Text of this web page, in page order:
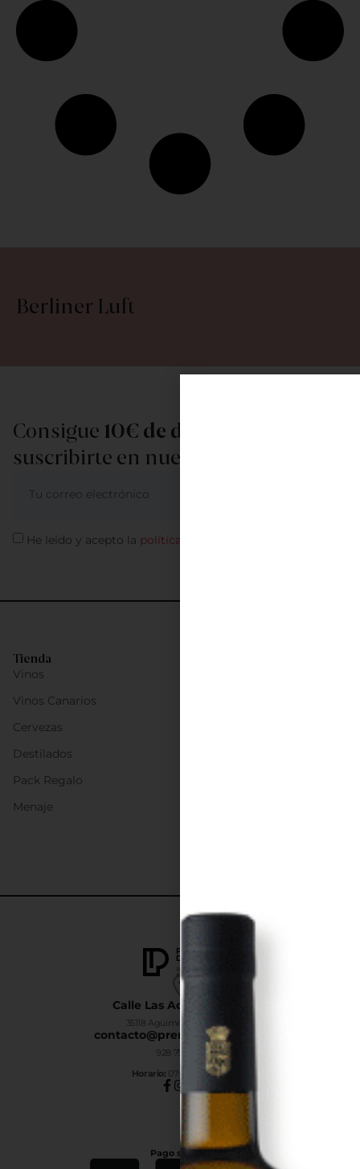
Berliner Luft
Calle Las Adelfas Nº6-B
35118 Agüimes, Las Palmas
contacto@premiumdrinks.es
928 754 363
Horario: 07:00h a 15:00h
Pago seguro
Tienda
Vinos
Vinos Canarios
Cervezas
Destilados
Pack Regalo
Menaje
Consigue 10€ de descuento
suscribirte en nuestra newsletter
He leído y acepto la política de privacidad